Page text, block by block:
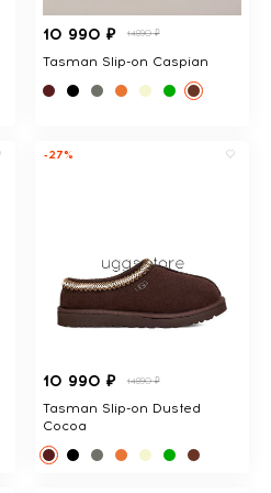
10 990 ₽ 14890 ₽
Tasman Slip-on Caspian
-27%
10 990 ₽ 14890 ₽
Tasman Slip-on Dusted
Cocoa